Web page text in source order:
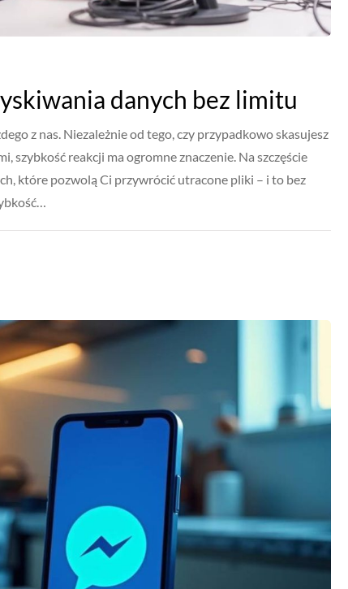
danych bez limitu
z nas. Niezależnie od tego, czy przypadkowo skasujesz
szybkość reakcji ma ogromne znaczenie. Na szczęście
które pozwolą Ci przywrócić utracone pliki – i to bez